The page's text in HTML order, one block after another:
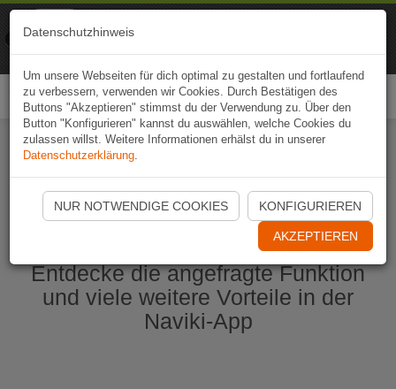
Naviki App jetzt öffnen
Entdecke die angefragte Funktion
und viele weitere Vorteile in der
Naviki-App
Datenschutzhinweis
Um unsere Webseiten für dich optimal zu gestalten und fortlaufend
zu verbessern, verwenden wir Cookies. Durch Bestätigen des
Buttons "Akzeptieren" stimmst du der Verwendung zu. Über den
Button "Konfigurieren" kannst du auswählen, welche Cookies du
zulassen willst. Weitere Informationen erhälst du in unserer
Datenschutzerklärung.
NUR NOTWENDIGE COOKIES KONFIGURIEREN
AKZEPTIEREN
Naviki